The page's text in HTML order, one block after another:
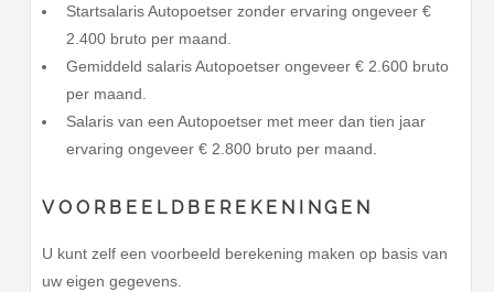
Startsalaris Autopoetser zonder ervaring ongeveer €
2.400 bruto per maand.
Gemiddeld salaris Autopoetser ongeveer € 2.600 bruto
per maand.
Salaris van een Autopoetser met meer dan tien jaar
ervaring ongeveer € 2.800 bruto per maand.
VOORBEELDBEREKENINGEN
U kunt zelf een voorbeeld berekening maken op basis van
uw eigen gegevens.